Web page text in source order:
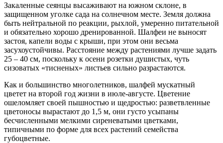
Закаленные сеянцы высаживают на южном склоне, в
защищенном уголке сада на солнечном месте. Земля должна
быть нейтральной по реакции, рыхлой, умеренно питательной
и обязательно хорошо дренированной. Шалфеи не выносят
застоя, капели воды с крыши, при этом они весьма
засухоустойчивы. Расстояние между растениями лучше задать
25 – 40 см, поскольку к осени розетки душистых, чуть
сизоватых «тисненых» листьев сильно разрастаются.
Как и большинство многолетников, шалфей мускатный
цветет на второй год жизни в июле-августе. Цветение
ошеломляет своей пышностью и щедростью: разветвленные
цветоносы вырастают до 1,5 м, они густо усыпаны
бесчисленными мелкими сиреневатыми цветками,
типичными по форме для всех растений семейства
губоцветные.